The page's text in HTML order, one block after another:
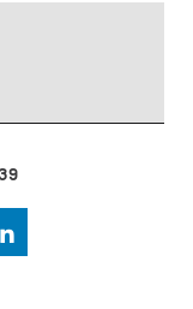
Linkedin